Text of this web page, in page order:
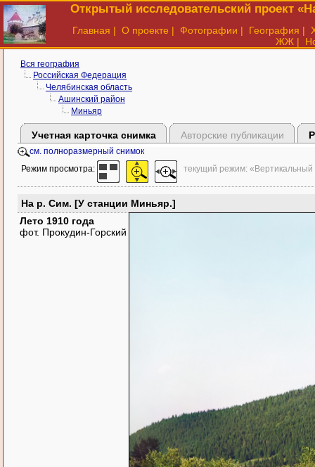
Открытый исследовательский проект
Главная | О проекте | Фотографии | География |
ЖЖ |
Вся география
Российская Федерация
Челябинская область
Ашинский район
Миньяр
Учетная карточка снимка Авторские публикации
см. полноразмерный снимок
Режим просмотра: текущий режим: «Вертикальный
На р. Сим. [У станции Миньяр.]
Лето 1910 года
фот. Прокудин-Горский